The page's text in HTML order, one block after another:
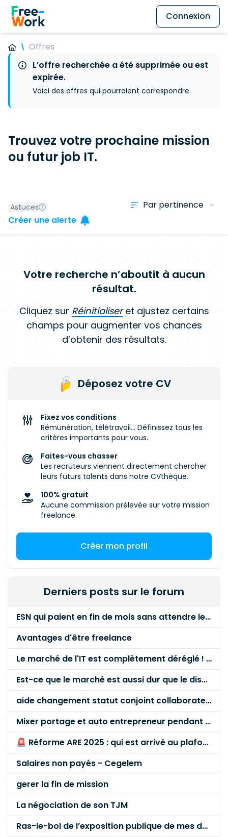
Connexion
Offres
L’offre recherchée a été supprimée ou est
expirée.
Voici des offres qui pourraient correspondre.
Trouvez votre prochaine mission
ou futur job IT.
Astuces
Créer une alerte
Votre recherche n’aboutit à aucun
résultat.
Cliquez sur Réinitialiseret ajustez certains
champs pour augmenter vos chances
d’obtenir des résultats.
Déposez votre CV
Fixez vos conditions
Rémunération, télétravail... Définissez tous les
critères importants pour vous.
Faites-vous chasser
Les recruteurs viennent directement chercher
leurs futurs talents dans notre CVthèque.
100% gratuit
Aucune commission prélevée sur votre mission
freelance.
Créer mon profil
Derniers posts sur le forum
ESN qui paient en fin de mois sans attendre le paiement client ?
Avantages d'être freelance
Le marché de l'IT est complètement déréglé ! STOP à cette mascarade ! Il faut s'unir et résister !
Est-ce que le marché est aussi dur que le disent les commerciaux ?
aide changement statut conjoint collaborateur
Mixer portage et auto entrepreneur pendant des années - quel risque ?
🚨 Réforme ARE 2025 : qui est arrivé au plafond des 60 % en gardant son entreprise ?
Salaires non payés - Cegelem
gerer la fin de mission
La négociation de son TJM
Ras-le-bol de l’exposition publique de mes données personnelles liées à mon entreprise